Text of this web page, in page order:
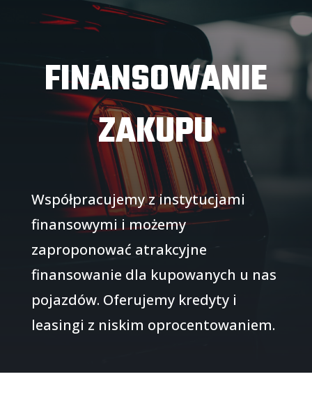
FINANSOWANIE
ZAKUPU
Współpracujemy z instytucjami
finansowymi i możemy
zaproponować atrakcyjne
finansowanie dla kupowanych u nas
pojazdów. Oferujemy kredyty i
leasingi z niskim oprocentowaniem.